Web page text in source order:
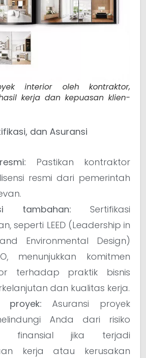
interior oleh kontraktor,
kerja dan kepuasan klien-
dan Asuransi
Pastikan kontraktor
resmi dari pemerintah
tambahan: Sertifikasi
seperti LEED (Leadership in
Environmental Design)
menunjukkan komitmen
terhadap praktik bisnis
dan kualitas kerja.
proyek: Asuransi proyek
Anda dari risiko
finansial jika terjadi
kerja atau kerusakan